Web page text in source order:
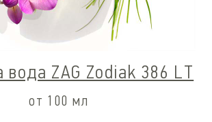
ZAG Zodiak 386 LT
от 100 мл